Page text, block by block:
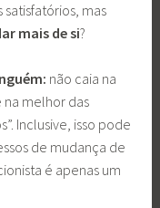
mas
mais de si?
não caia na
melhor das
Inclusive, isso pode
de mudança de
é apenas um